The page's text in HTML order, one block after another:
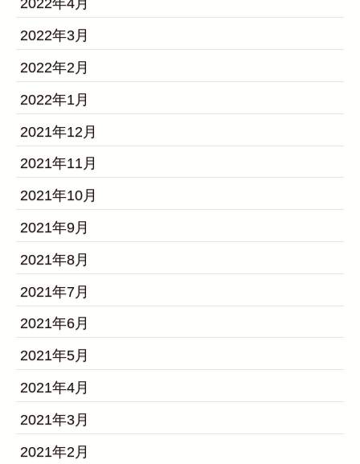
2022年4月
2022年3月
2022年2月
2022年1月
2021年12月
2021年11月
2021年10月
2021年9月
2021年8月
2021年7月
2021年6月
2021年5月
2021年4月
2021年3月
2021年2月